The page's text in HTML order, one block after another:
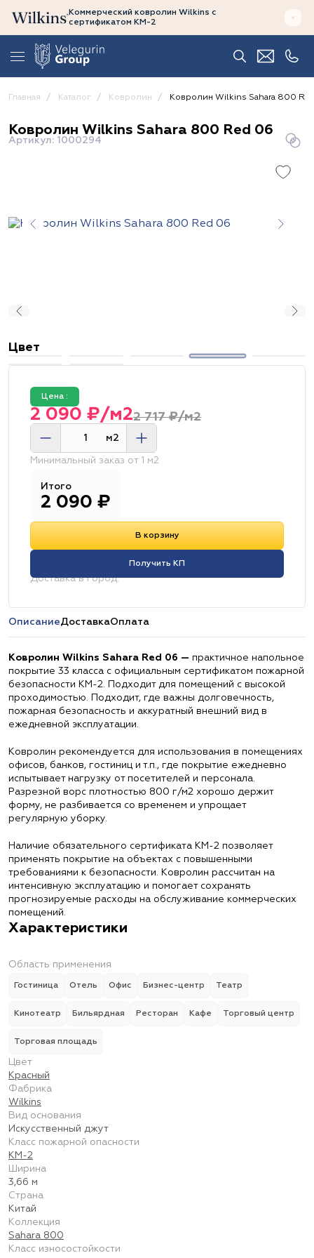
Коммерческий ковролин Wilkins с
сертификатом КМ-2
Главная Каталог Ковролин Ковролин Wilkins Sahara 800
Ковролин Wilkins Sahara 800 Red 06
Артикул: 1000294
Цвет
Цена :
2 717 ₽/м2
2 090 ₽/м2
м2
Минимальный заказ от 1 м2
Итого
2 090 ₽
В корзину
Получить КП
Доставка в город:
ОписаниеДоставкаОплата
Ковролин Wilkins Sahara Red 06 — практичное напольное
покрытие 33 класса с официальным сертификатом пожарной
безопасности КМ-2. Подходит для помещений с высокой
проходимостью. Подходит, где важны долговечность,
пожарная безопасность и аккуратный внешний вид в
ежедневной эксплуатации.
Ковролин рекомендуется для использования в помещениях
офисов, банков, гостиниц и т.п., где покрытие ежедневно
испытывает нагрузку от посетителей и персонала.
Разрезной ворс плотностью 800 г/м2 хорошо держит
форму, не разбивается со временем и упрощает
регулярную уборку.
Наличие обязательного сертификата КМ-2 позволяет
применять покрытие на объектах с повышенными
требованиями к безопасности. Ковролин рассчитан на
интенсивную эксплуатацию и помогает сохранять
прогнозируемые расходы на обслуживание коммерческих
помещений.
Характеристики
Область применения
Гостиница Отель Офис Бизнес-центр Театр
Кинотеатр Бильярдная Ресторан Кафе Торговый центр
Торговая площадь
Цвет
Красный
Фабрика
Wilkins
Вид основания
Искусственный джут
Класс пожарной опасности
КМ-2
Ширина
3,66 м
Страна
Китай
Коллекция
Sahara 800
Класс износостойкости